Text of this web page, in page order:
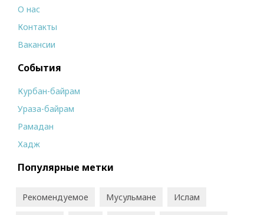
О нас
Контакты
Вакансии
События
Курбан-байрам
Ураза-байрам
Рамадан
Хадж
Популярные метки
Рекомендуемое Мусульмане Ислам